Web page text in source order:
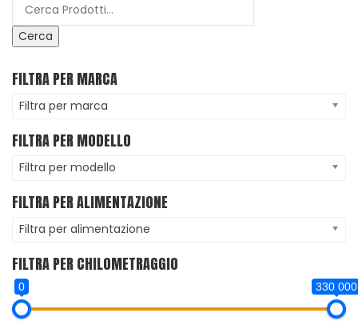
Cerca
FILTRA PER MARCA
Filtra per marca
FILTRA PER MODELLO
Filtra per modello
FILTRA PER ALIMENTAZIONE
Filtra per alimentazione
FILTRA PER CHILOMETRAGGIO
0 330 000